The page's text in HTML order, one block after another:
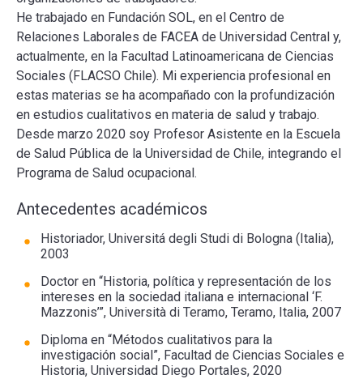
He trabajado en Fundación SOL, en el Centro de
Relaciones Laborales de FACEA de Universidad Central y,
actualmente, en la Facultad Latinoamericana de Ciencias
Sociales (FLACSO Chile). Mi experiencia profesional en
estas materias se ha acompañado con la profundización
en estudios cualitativos en materia de salud y trabajo.
Desde marzo 2020 soy Profesor Asistente en la Escuela
de Salud Pública de la Universidad de Chile, integrando el
Programa de Salud ocupacional.
Antecedentes académicos
Historiador, Universitá degli Studi di Bologna (Italia),
2003
Doctor en “Historia, política y representación de los
intereses en la sociedad italiana e internacional ‘F.
Mazzonis’”, Università di Teramo, Teramo, Italia, 2007
Diploma en “Métodos cualitativos para la
investigación social”, Facultad de Ciencias Sociales e
Historia, Universidad Diego Portales, 2020